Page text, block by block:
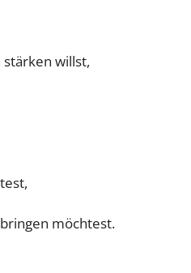
willst,
möchtest.